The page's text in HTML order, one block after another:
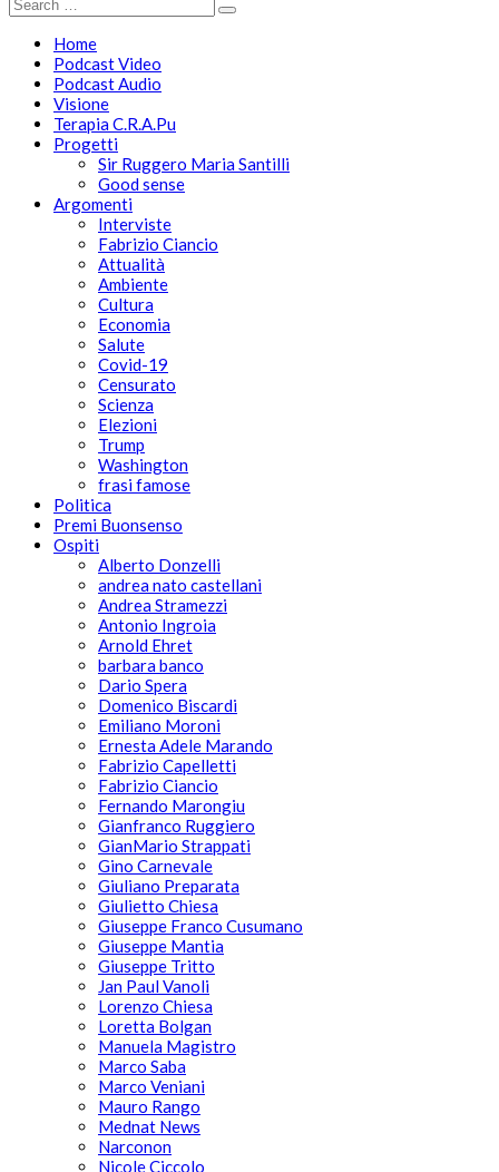
Home
Podcast Video
Podcast Audio
Visione
Terapia C.R.A.Pu
Progetti
Sir Ruggero Maria Santilli
Good sense
Argomenti
Interviste
Fabrizio Ciancio
Attualità
Ambiente
Cultura
Economia
Salute
Covid-19
Censurato
Scienza
Elezioni
Trump
Washington
frasi famose
Politica
Premi Buonsenso
Ospiti
Alberto Donzelli
andrea nato castellani
Andrea Stramezzi
Antonio Ingroia
Arnold Ehret
barbara banco
Dario Spera
Domenico Biscardi
Emiliano Moroni
Ernesta Adele Marando
Fabrizio Capelletti
Fabrizio Ciancio
Fernando Marongiu
Gianfranco Ruggiero
GianMario Strappati
Gino Carnevale
Giuliano Preparata
Giulietto Chiesa
Giuseppe Franco Cusumano
Giuseppe Mantia
Giuseppe Tritto
Jan Paul Vanoli
Lorenzo Chiesa
Loretta Bolgan
Manuela Magistro
Marco Saba
Marco Veniani
Mauro Rango
Mednat News
Narconon
Nicole Ciccolo